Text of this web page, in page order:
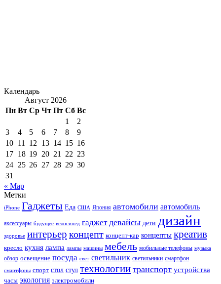
Календарь
Август 2026
Пн Вт Ср Чт Пт Сб Вс
1
2
3
4 5 6 7 8
9
10 11 12 13 14 15 16
17 18 19 20 21 22 23
24 25 26 27 28 29 30
31
« Мар
Метки
iPhone Гаджеты Еда США Япония автомобили автомобиль
аксессуары будущее велосипед гаджет девайсы дети дизайн
здоровье интерьер концепт концепт-кар концепты креатив
кресло кухня лампа лампы машины мебель мобильные телефоны музыка
обзор освещение посуда свет светильник светильники смартфон
смартфоны спорт стол стул технологии транспорт устройства
часы экология электромобили